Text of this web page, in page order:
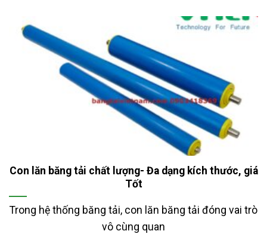
Con lăn băng tải chất lượng- Đa dạng kích thước, giá
Tốt
Trong hệ thống băng tải, con lăn băng tải đóng vai trò
vô cùng quan